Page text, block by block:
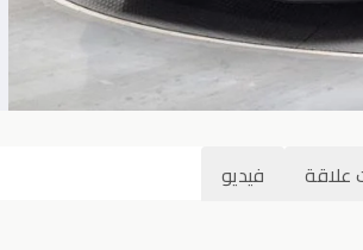
علاقة فيديو